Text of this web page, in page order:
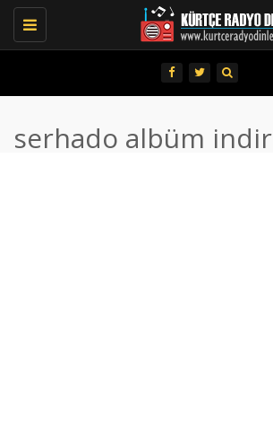
Toggle
navigation
serhado albüm indir